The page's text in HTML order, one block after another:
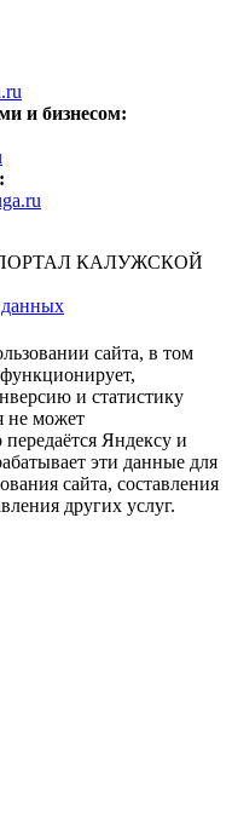
и бизнесом:
ПОРТАЛ КАЛУЖСКОЙ
сайта, в том
и статистику
не может
Яндексу и
эти данные для
сайта, составления
других услуг.